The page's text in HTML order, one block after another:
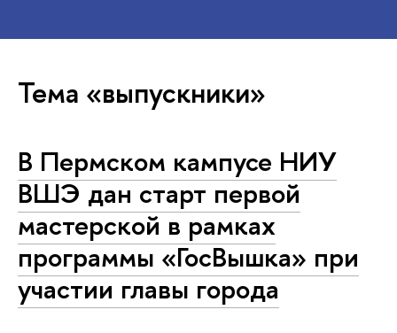
Тема «выпускники»
В Пермском кампусе НИУ
ВШЭ дан старт первой
мастерской в рамках
программы «ГосВышка» при
участии главы города